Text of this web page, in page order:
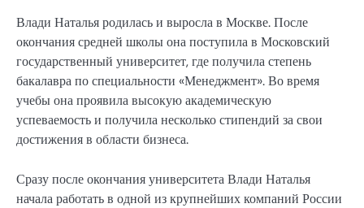
Влади Наталья родилась и выросла в Москве. После
окончания средней школы она поступила в Московский
государственный университет, где получила степень
бакалавра по специальности «Менеджмент». Во время
учебы она проявила высокую академическую
успеваемость и получила несколько стипендий за свои
достижения в области бизнеса.
Сразу после окончания университета Влади Наталья
начала работать в одной из крупнейших компаний России